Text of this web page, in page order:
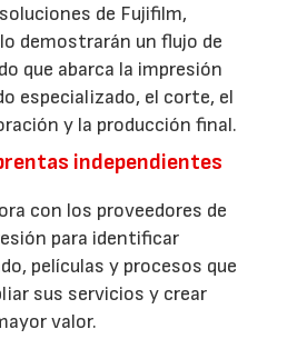
de Fujifilm,
demostrarán un flujo de
que abarca la impresión
especializado, el corte, el
y la producción final.
independientes
con los proveedores de
para identificar
películas y procesos que
sus servicios y crear
valor.